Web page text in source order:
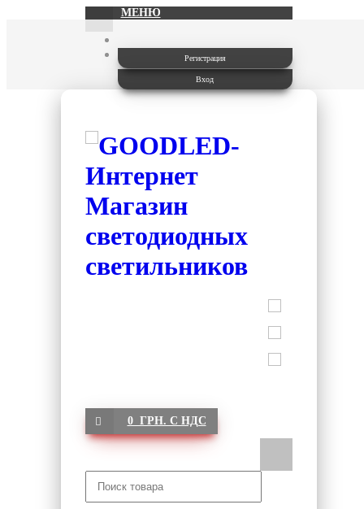
МЕНЮ
Регистрация
Вход
0 ГРН. С НДС